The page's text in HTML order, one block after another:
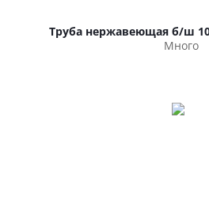
Труба нержавеющая б/ш
Много